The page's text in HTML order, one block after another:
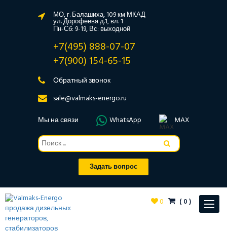
МО, г. Балашиха, 109 км МКАД
ул. Дорофеева д.1, вл. 1
Пн-Сб: 9-19, Вс: выходной
+7(495) 888-07-07
+7(900) 154-65-15
Обратный звонок
sale@valmaks-energo.ru
Мы на связи
WhatsApp MAX
Задать вопрос
Toggle
0 (0)